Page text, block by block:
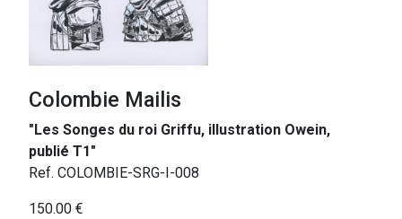
Colombie Mailis
"Les Songes du roi Griffu, illustration Owein,
publié T1"
Ref. COLOMBIE-SRG-I-008
150.00 €